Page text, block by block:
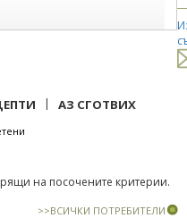
| АЗ СГОТВИХ
на посочените критерии.
>>ВСИЧКИ ПОТРЕБИТЕЛИ